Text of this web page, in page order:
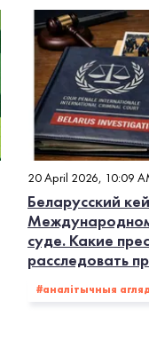
#АБСЕ #ААН
#справядлівы суд
20 April 2026, 10:09
Беларусский
суде. Какие
расследовать
#аналітычныя